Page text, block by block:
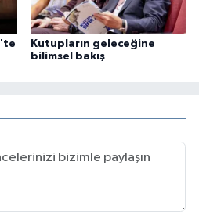
Kutupların geleceğine
bilimsel bakış